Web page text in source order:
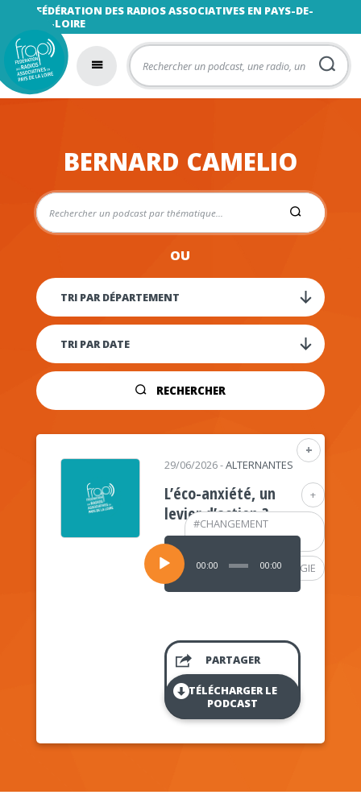
FÉDÉRATION DES RADIOS ASSOCIATIVES EN PAYS-DE-
LA-LOIRE
BERNARD CAMELIO
OU
RECHERCHER
+
+
#CHANGEMENT
CLIMATIQUE
#PSYCHOLOGIE
29/06/2026-ALTERNANTES
L’éco-anxiété, un
levier d’action ?
Lecteur
audio
00:00 00:00
PARTAGER
TÉLÉCHARGER LE
PODCAST